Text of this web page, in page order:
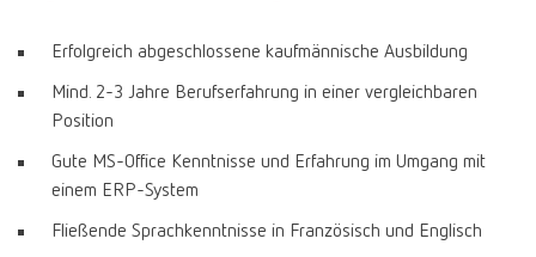
Erfolgreich abgeschlossene kaufmännische Ausbildung
Mind. 2-3 Jahre Berufserfahrung in einer vergleichbaren
Position
Gute MS-Office Kenntnisse und Erfahrung im Umgang mit
einem ERP-System
Fließende Sprachkenntnisse in Französisch und Englisch